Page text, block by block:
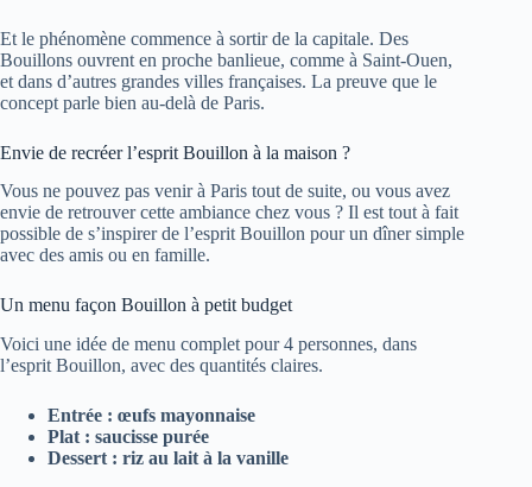
Et le phénomène commence à sortir de la capitale. Des
Bouillons ouvrent en proche banlieue, comme à Saint-Ouen,
et dans d’autres grandes villes françaises. La preuve que le
concept parle bien au-delà de Paris.
Envie de recréer l’esprit Bouillon à la maison ?
Vous ne pouvez pas venir à Paris tout de suite, ou vous avez
envie de retrouver cette ambiance chez vous ? Il est tout à fait
possible de s’inspirer de l’esprit Bouillon pour un dîner simple
avec des amis ou en famille.
Un menu façon Bouillon à petit budget
Voici une idée de menu complet pour 4 personnes, dans
l’esprit Bouillon, avec des quantités claires.
Entrée : œufs mayonnaise
Plat : saucisse purée
Dessert : riz au lait à la vanille